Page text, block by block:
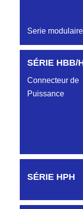
Serie
Aucune pièce
SÉRIE HBB/
Connecteur de
Puissance
Aucune pièce
SÉRIE HPH